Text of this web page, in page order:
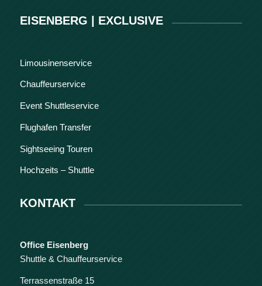
EISENBERG | EXCLUSIVE
Limousinenservice
Chauffeurservice
Event Shuttleservice
Flughafen Transfer
Sightseeing Touren
Hochzeits – Shuttle
KONTAKT
Office Eisenberg
Shuttle & Chauffeurservice
Terrassenstraße 15